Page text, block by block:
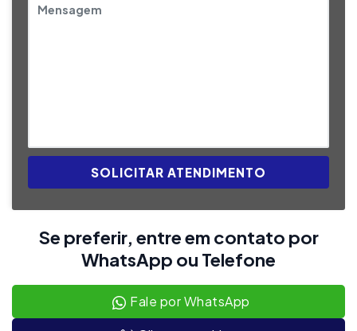
SOLICITAR ATENDIMENTO
Se preferir, entre em contato por
WhatsApp ou Telefone
Fale por WhatsApp